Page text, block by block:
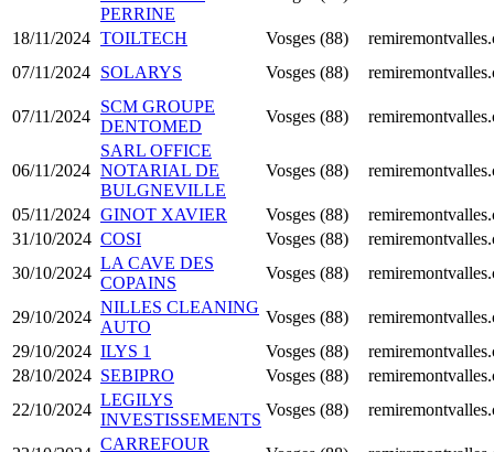
PERRINE
18/11/2024 TOILTECH Vosges (88)
07/11/2024 SOLARYS Vosges (88)
07/11/2024
SCM GROUPE
DENTOMED
Vosges (88)
06/11/2024
SARL OFFICE
NOTARIAL DE
BULGNEVILLE
Vosges (88)
05/11/2024 GINOT XAVIER Vosges (88)
31/10/2024 COSI Vosges (88)
30/10/2024
LA CAVE DES
COPAINS
Vosges (88)
29/10/2024
NILLES CLEANING
AUTO
Vosges (88)
29/10/2024 ILYS 1 Vosges (88)
28/10/2024 SEBIPRO Vosges (88)
22/10/2024
LEGILYS
INVESTISSEMENTS
Vosges (88)
CARREFOUR